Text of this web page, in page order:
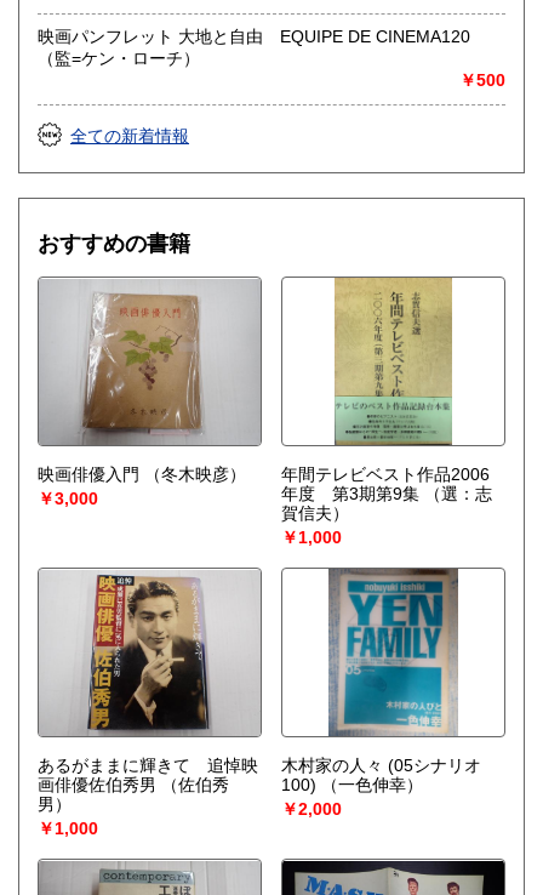
映画パンフレット 大地と自由 EQUIPE DE CINEMA120
（監=ケン・ローチ）
￥500
全ての新着情報
おすすめの書籍
映画俳優入門
（冬木映彦）
￥3,000
年間テレビベスト作品2006
年度 第3期第9集
（選：志
賀信夫）
￥1,000
あるがままに輝きて 追悼映
画俳優佐伯秀男
（佐伯秀
男）
￥1,000
木村家の人々 (05シナリオ
100)
（一色伸幸）
￥2,000